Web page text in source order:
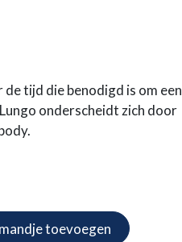
tijd die benodigd is om een
onderscheidt zich door
toevoegen